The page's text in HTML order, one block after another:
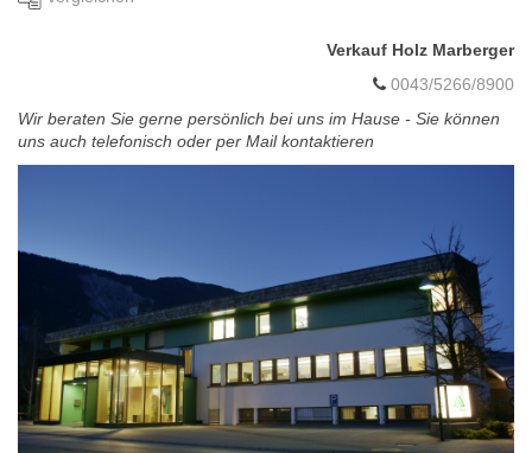
Verkauf Holz Marberger
0043/5266/8900
Wir beraten Sie gerne persönlich bei uns im Hause - Sie können
uns auch telefonisch oder per Mail kontaktieren